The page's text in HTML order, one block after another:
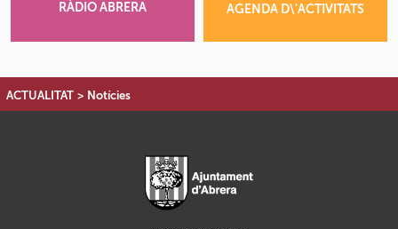
RÀDIO ABRERA AGENDA D\'ACTIVITATS
ACTUALITAT > Notícies